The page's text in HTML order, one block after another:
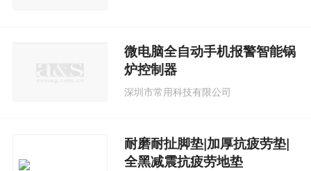
微电脑全自动手机报警智能锅
炉控制器
深圳市常用科技有限公司
耐磨耐扯脚垫|加厚抗疲劳垫|
全黑减震抗疲劳地垫